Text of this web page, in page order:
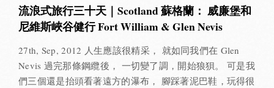
流浪式旅行三十天｜Scotland 蘇格蘭： 威廉堡和
尼維斯峽谷健行 Fort William & Glen Nevis
27th, Sep, 2012 人生應該很精采， 就如同我們在 Glen
Nevis 過完那條鋼纜後， 一切變了調，開始狼狽。 可是我
們三個還是抬頭看著遠方的瀑布， 腳踩著泥巴鞋，玩得很